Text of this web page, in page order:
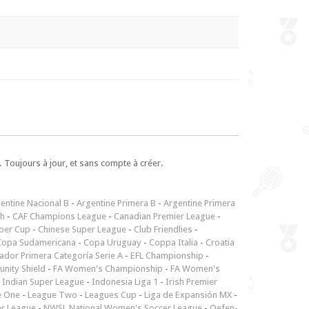
à jour, et sans compte à créer.
Nacional B - Argentine Primera B - Argentine Primera
- CAF Champions League - Canadian Premier League -
Cup - Chinese Super League - Club Friendlies -
Sudamericana - Copa Uruguay - Coppa Italia - Croatia
Primera Categoría Serie A - EFL Championship -
Shield - FA Women's Championship - FA Women's
Indian Super League - Indonesia Liga 1 - Irish Premier
One - League Two - Leagues Cup - Liga de Expansión MX -